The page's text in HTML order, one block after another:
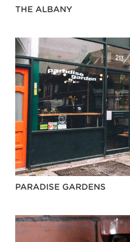
THE ALBANY
PARADISE GARDENS